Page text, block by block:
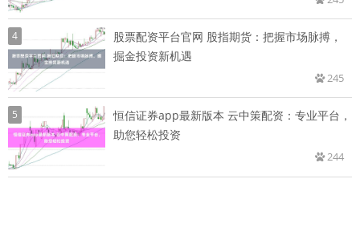
4
股票配资平台官网 股指期货：把握市场脉搏，
掘金投资新机遇
245
5
恒信证券app最新版本 云中策配资：专业平台，
助您轻松投资
244